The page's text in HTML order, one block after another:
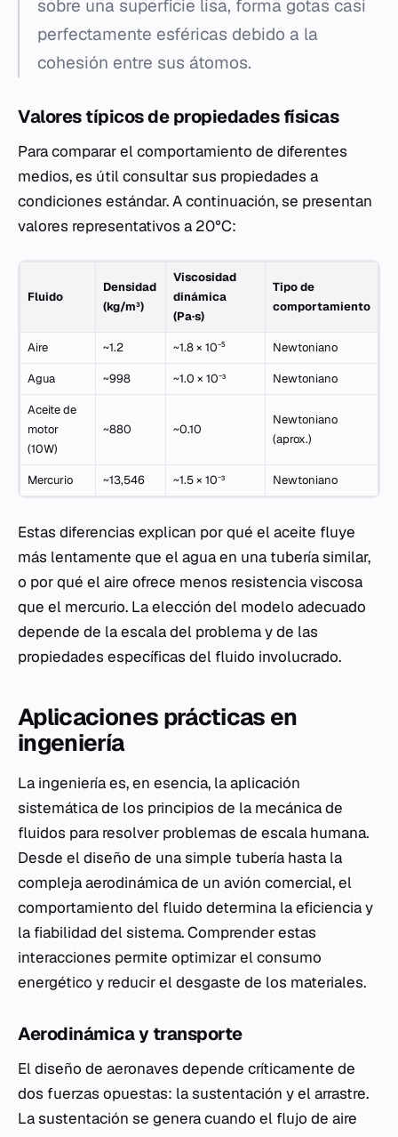
sobre una superficie lisa, forma gotas casi
perfectamente esféricas debido a la
cohesión entre sus átomos.
Valores típicos de propiedades físicas
Para comparar el comportamiento de diferentes
medios, es útil consultar sus propiedades a
condiciones estándar. A continuación, se presentan
valores representativos a 20°C:
Fluido
Densidad
(kg/m³)
Viscosidad
dinámica
(Pa·s)
Tipo de
comportamiento
Aire ~1.2 ~1.8 × 10⁻⁵ Newtoniano
Agua ~998 ~1.0 × 10⁻³ Newtoniano
Aceite de
motor
(10W)
~880 ~0.10
Newtoniano
(aprox.)
Mercurio ~13,546 ~1.5 × 10⁻³ Newtoniano
Estas diferencias explican por qué el aceite fluye
más lentamente que el agua en una tubería similar,
o por qué el aire ofrece menos resistencia viscosa
que el mercurio. La elección del modelo adecuado
depende de la escala del problema y de las
propiedades específicas del fluido involucrado.
Aplicaciones prácticas en
ingeniería
La ingeniería es, en esencia, la aplicación
sistemática de los principios de la mecánica de
fluidos para resolver problemas de escala humana.
Desde el diseño de una simple tubería hasta la
compleja aerodinámica de un avión comercial, el
comportamiento del fluido determina la eficiencia y
la fiabilidad del sistema. Comprender estas
interacciones permite optimizar el consumo
energético y reducir el desgaste de los materiales.
Aerodinámica y transporte
El diseño de aeronaves depende críticamente de
dos fuerzas opuestas: la sustentación y el arrastre.
La sustentación se genera cuando el flujo de aire